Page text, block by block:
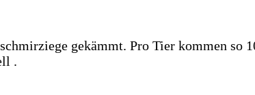
gekämmt. Pro Tier kommen so
.